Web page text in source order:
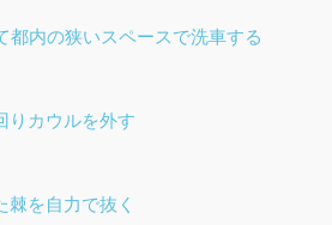
都内の狭いスペースで洗車する
りカウルを外す
棘を自力で抜く